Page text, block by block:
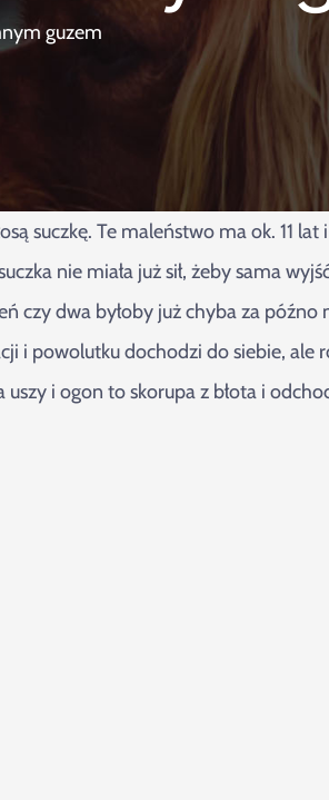
guzem
suczkę. Te maleństwo ma ok. 11 lat i
nie miała już sił, żeby sama
czy dwa byłoby już chyba za późno
i powolutku dochodzi do siebie, ale
i ogon to skorupa z błota i